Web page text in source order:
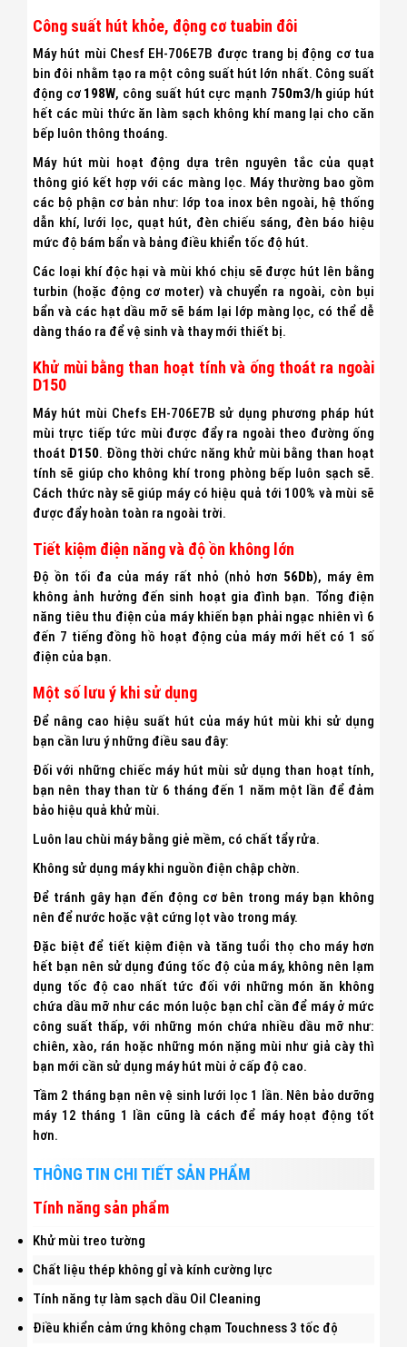
Công suất hút khỏe, động cơ tuabin đôi
Máy hút mùi Chesf EH-706E7B được trang bị động cơ tua
bin đôi nhằm tạo ra một công suất hút lớn nhất. Công suất
động cơ 198W, công suất hút cực mạnh 750m3/h giúp hút
hết các mùi thức ăn làm sạch không khí mang lại cho căn
bếp luôn thông thoáng.
Máy hút mùi hoạt động dựa trên nguyên tắc của quạt
thông gió kết hợp với các màng lọc. Máy thường bao gồm
các bộ phận cơ bản như: lớp toa inox bên ngoài, hệ thống
dẫn khí, lưới lọc, quạt hút, đèn chiếu sáng, đèn báo hiệu
mức độ bám bẩn và bảng điều khiển tốc độ hút.
Các loại khí độc hại và mùi khó chịu sẽ được hút lên bằng
turbin (hoặc động cơ moter) và chuyển ra ngoài, còn bụi
bẩn và các hạt dầu mỡ sẽ bám lại lớp màng lọc, có thể dễ
dàng tháo ra để vệ sinh và thay mới thiết bị.
Khử mùi bằng than hoạt tính và ống thoát ra ngoài
D150
Máy hút mùi Chefs EH-706E7B sử dụng phương pháp hút
mùi trực tiếp tức mùi được đẩy ra ngoài theo đường ống
thoát D150. Đồng thời chức năng khử mùi bằng than hoạt
tính sẽ giúp cho không khí trong phòng bếp luôn sạch sẽ.
Cách thức này sẽ giúp máy có hiệu quả tới 100% và mùi sẽ
được đẩy hoàn toàn ra ngoài trời.
Tiết kiệm điện năng và độ ồn không lớn
Độ ồn tối đa của máy rất nhỏ (nhỏ hơn 56Db), máy êm
không ảnh hưởng đến sinh hoạt gia đình bạn. Tổng điện
năng tiêu thu điện của máy khiến bạn phải ngạc nhiên vì 6
đến 7 tiếng đồng hồ hoạt động của máy mới hết có 1 số
điện của bạn.
Một số lưu ý khi sử dụng
Để nâng cao hiệu suất hút của máy hút mùi khi sử dụng
bạn cần lưu ý những điều sau đây:
Đối với những chiếc máy hút mùi sử dụng than hoạt tính,
bạn nên thay than từ 6 tháng đến 1 năm một lần để đảm
bảo hiệu quả khử mùi.
Luôn lau chùi máy bằng giẻ mềm, có chất tẩy rửa.
Không sử dụng máy khi nguồn điện chập chờn.
Để tránh gây hạn đến động cơ bên trong máy bạn không
nên để nước hoặc vật cứng lọt vào trong máy.
Đặc biệt để tiết kiệm điện và tăng tuổi thọ cho máy hơn
hết bạn nên sử dụng đúng tốc độ của máy, không nên lạm
dụng tốc độ cao nhất tức đối với những món ăn không
chứa dầu mỡ như các món luộc bạn chỉ cần để máy ở mức
công suất thấp, với những món chứa nhiều dầu mỡ như:
chiên, xào, rán hoặc những món nặng mùi như giả cày thì
bạn mới cần sử dụng máy hút mùi ở cấp độ cao.
Tầm 2 tháng bạn nên vệ sinh lưới lọc 1 lần. Nên bảo dưỡng
máy 12 tháng 1 lần cũng là cách để máy hoạt động tốt
hơn.
THÔNG TIN CHI TIẾT SẢN PHẨM
Tính năng sản phẩm
Khử mùi treo tường
Chất liệu thép không gỉ và kính cường lực
Tính năng tự làm sạch dầu Oil Cleaning
Điều khiển cảm ứng không chạm Touchness 3 tốc độ